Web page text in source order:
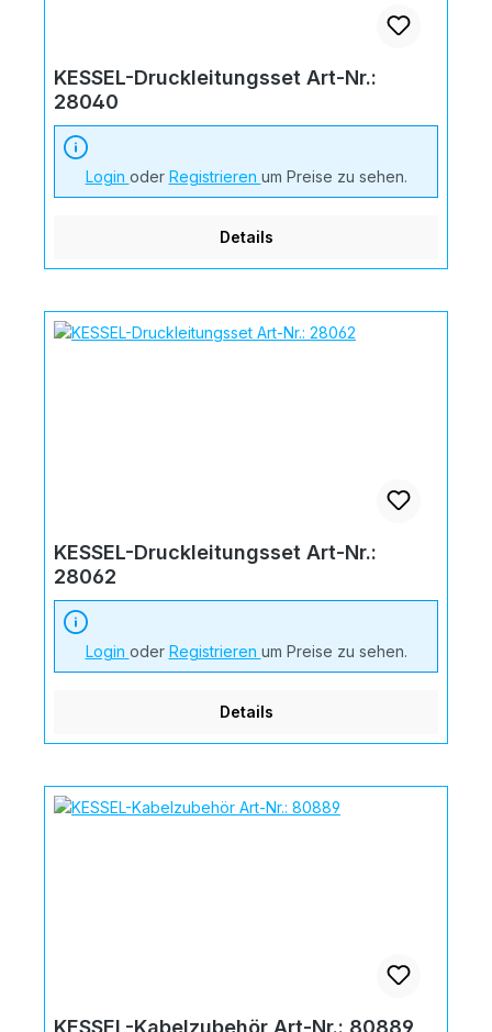
KESSEL-Druckleitungsset Art-Nr.:
28040
Login oder Registrieren um Preise zu sehen.
Details
KESSEL-Druckleitungsset Art-Nr.:
28062
Login oder Registrieren um Preise zu sehen.
Details
KESSEL-Kabelzubehör Art-Nr.: 80889